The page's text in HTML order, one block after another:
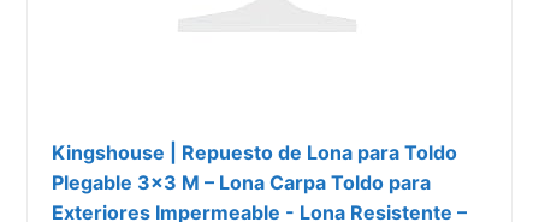
Kingshouse | Repuesto de Lona para Toldo
Plegable 3x3 M – Lona Carpa Toldo para
Exteriores Impermeable - Lona Resistente –